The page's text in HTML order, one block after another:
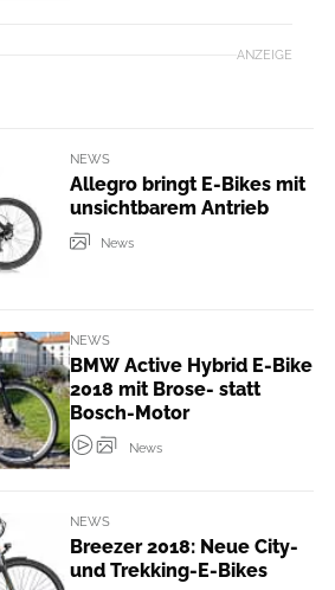
ANZEIGE
NEWS
Allegro bringt E-Bikes mit
unsichtbarem Antrieb
News
NEWS
BMW Active Hybrid E-Bike
2018 mit Brose- statt
Bosch-Motor
News
NEWS
Breezer 2018: Neue City-
und Trekking-E-Bikes